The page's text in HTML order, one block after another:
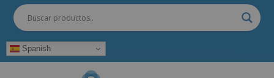
Spanish